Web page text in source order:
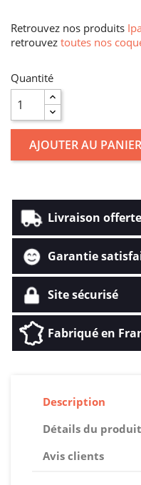
Retrouvez nos produits
retrouvez toutes nos
Quantité
AJOUTER AU PANIER
Livraison offerte
Garantie
Site sécurisé
Fabriqué en
Description
Détails du produit
Avis clients